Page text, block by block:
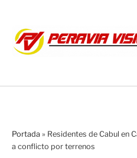
Portada » Residentes de Cabul en
a conflicto por terrenos